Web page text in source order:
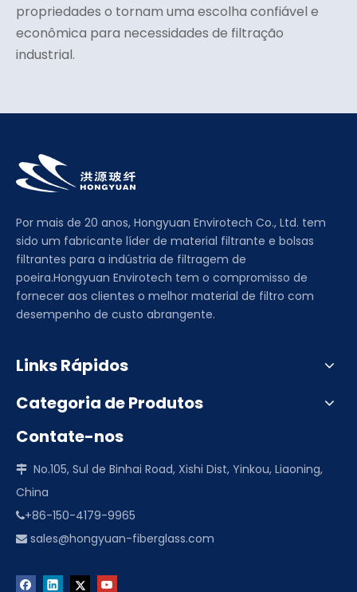
propriedades o tornam uma escolha confiável e
econômica para necessidades de filtração
industrial.
Por mais de 20 anos, Hongyuan Envirotech Co., Ltd. tem
sido um fabricante líder de material filtrante e bolsas
filtrantes para a indústria de filtragem de
poeira.Hongyuan Envirotech tem o compromisso de
fornecer aos clientes o melhor material de filtro com
desempenho de custo abrangente.
Links Rápidos
Categoria de Produtos
Contate-nos
 No.105, Sul de Binhai Road, Xishi Dist, Yinkou, Liaoning,
China
+86-150-4179-9965
 sales@hongyuan-fiberglass.com